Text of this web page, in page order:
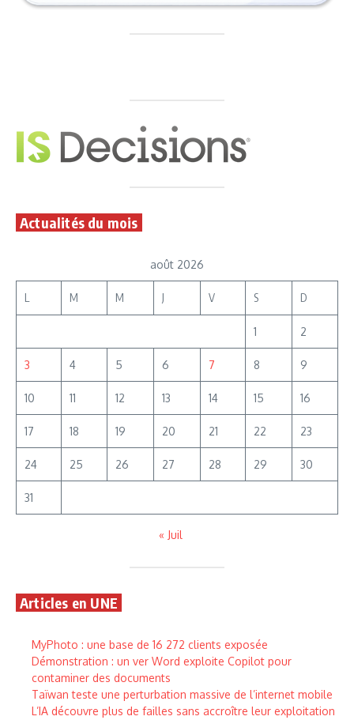
Actualités du mois
août 2026
L M M J V S D
1 2
3 4 5 6 7 8 9
10 11 12 13 14 15 16
17 18 19 20 21 22 23
24 25 26 27 28 29 30
31
« Juil
Articles en UNE
MyPhoto : une base de 16 272 clients exposée
Démonstration : un ver Word exploite Copilot pour
contaminer des documents
Taïwan teste une perturbation massive de l’internet mobile
L’IA découvre plus de failles sans accroître leur exploitation